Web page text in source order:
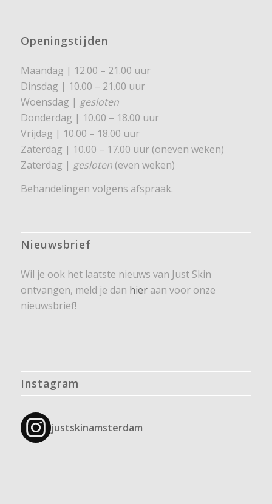
Openingstijden
Maandag | 12.00 – 21.00 uur
Dinsdag | 10.00 – 21.00 uur
Woensdag | gesloten
Donderdag | 10.00 – 18.00 uur
Vrijdag | 10.00 – 18.00 uur
Zaterdag | 10.00 – 17.00 uur (oneven weken)
Zaterdag | gesloten(even weken)
Behandelingen volgens afspraak.
Nieuwsbrief
Wil je ook het laatste nieuws van Just Skin
ontvangen, meld je dan hieraan voor onze
nieuwsbrief!
Instagram
justskinamsterdam